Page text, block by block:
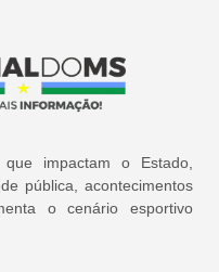
impactam o Estado,
pública, acontecimentos
o cenário esportivo